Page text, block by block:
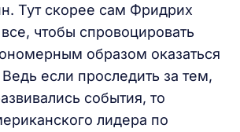
Тут скорее сам Фридрих
чтобы спровоцировать
образом оказаться
если проследить за тем,
события, то
лидера по